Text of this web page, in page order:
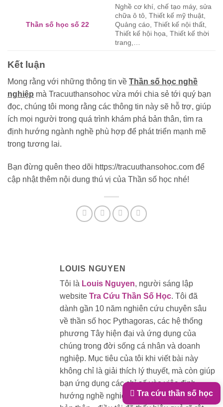
Thần số học số 22
Nghề cơ khí, chế tạo máy, sửa
chữa ô tô, Thiết kế mỹ thuật,
Quảng cáo, Thiết kế nội thất,
Thiết kế hội họa, Thiết kế thời
trang,…
Kết luận
Mong rằng với những thông tin về Thần số học nghề
nghiệp mà Tracuuthansohoc vừa mới chia sẻ tới quý bạn
đọc, chúng tôi mong rằng các thông tin này sẽ hỗ trợ, giúp
ích mọi người trong quá trình khám phá bản thân, tìm ra
định hướng ngành nghề phù hợp để phát triển mạnh mẽ
trong tương lai.
Bạn đừng quên theo dõi https://tracuuthansohoc.com để
cập nhật thêm nội dung thú vị của Thần số học nhé!
LOUIS NGUYEN
Tôi là Louis Nguyen, người sáng lập
website Tra Cứu Thần Số Học. Tôi đã
dành gần 10 năm nghiên cứu chuyên sâu
về thần số học Pythagoras, các hệ thống
phương Tây hiện đại và ứng dụng của
chúng trong đời sống cá nhân và doanh
nghiệp. Mục tiêu của tôi khi viết bài này
không chỉ là giải thích lý thuyết, mà còn giúp
bạn ứng dụng các chỉ số vào việc định
hướng nghề nghiệp, giao tiếp và phát triển
Tra cứu thần số học